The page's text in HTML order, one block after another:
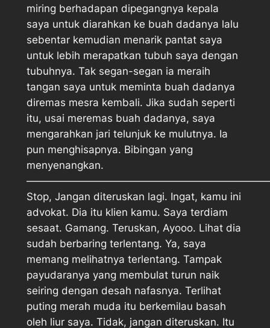
miring berhadapan dipegangnya kepala
saya untuk diarahkan ke buah dadanya lalu
sebentar kemudian menarik pantat saya
untuk lebih merapatkan tubuh saya dengan
tubuhnya. Tak segan-segan ia meraih
tangan saya untuk meminta buah dadanya
diremas mesra kembali. Jika sudah seperti
itu, usai meremas buah dadanya, saya
mengarahkan jari telunjuk ke mulutnya. Ia
pun menghisapnya. Bibingan yang
menyenangkan.
Stop, Jangan diteruskan lagi. Ingat, kamu ini
advokat. Dia itu klien kamu. Saya terdiam
sesaat. Gamang. Teruskan, Ayooo. Lihat dia
sudah berbaring terlentang. Ya, saya
memang melihatnya terlentang. Tampak
payudaranya yang membulat turun naik
seiring dengan desah nafasnya. Terlihat
puting merah muda itu berkemilau basah
oleh liur saya. Tidak, jangan diteruskan. Itu